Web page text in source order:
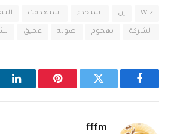
Wiz إن استخدم استهدفت
الشركة بهجوم صوته عميق
فيسبوك تويتر بينتيريست
fffm